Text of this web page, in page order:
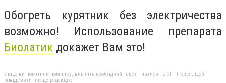
Обогреть курятник без электричества
возможно! Использование препарата
Биолатик докажет Вам это!
Якщо ви помітили помилку, виділіть необхідний текст і натисніть Ctrl + Enter, щоб
повідомити про це редакцію